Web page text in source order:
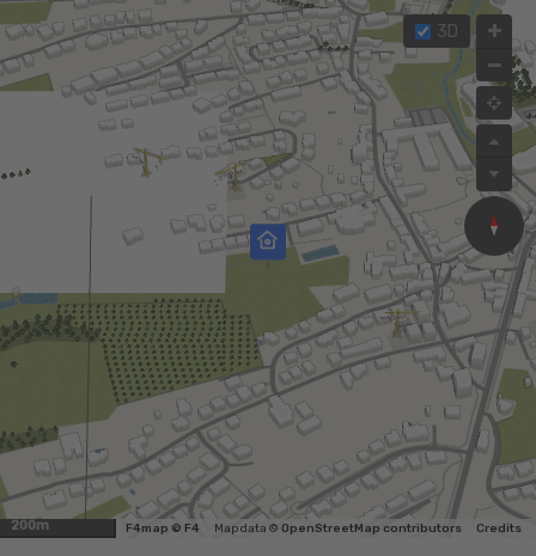
3D
200m F4map © F4 Map data © OpenStreetMap contributors Credits